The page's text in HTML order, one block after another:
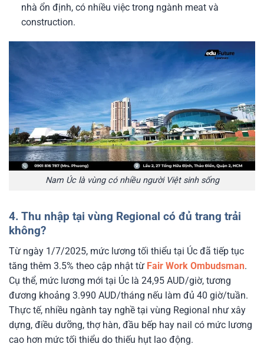
nhà ổn định, có nhiều việc trong ngành meat và
construction.
Nam Úc là vùng có nhiều người Việt sinh sống
4. Thu nhập tại vùng Regional có đủ trang trải
không?
Từ ngày 1/7/2025, mức lương tối thiểu tại Úc đã tiếp tục
tăng thêm 3.5% theo cập nhật từ Fair Work Ombudsman.
Cụ thể, mức lương mới tại Úc là 24,95 AUD/giờ, tương
đương khoảng 3.990 AUD/tháng nếu làm đủ 40 giờ/tuần.
Thực tế, nhiều ngành tay nghề tại vùng Regional như xây
dựng, điều dưỡng, thợ hàn, đầu bếp hay nail có mức lương
cao hơn mức tối thiểu do thiếu hụt lao động.